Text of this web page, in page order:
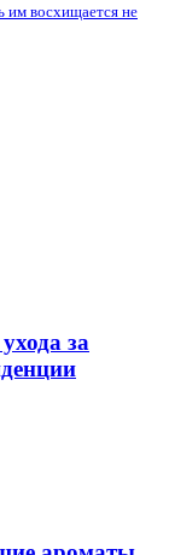
им восхищается не
за